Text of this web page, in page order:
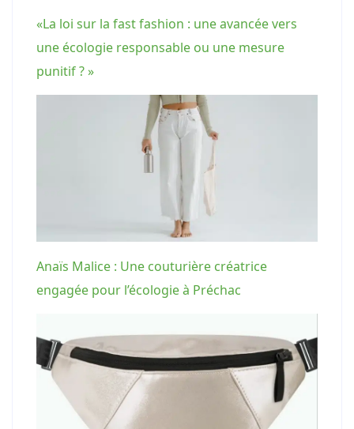
«La loi sur la fast fashion : une avancée vers
une écologie responsable ou une mesure
punitif ? »
Anaïs Malice : Une couturière créatrice
engagée pour l’écologie à Préchac